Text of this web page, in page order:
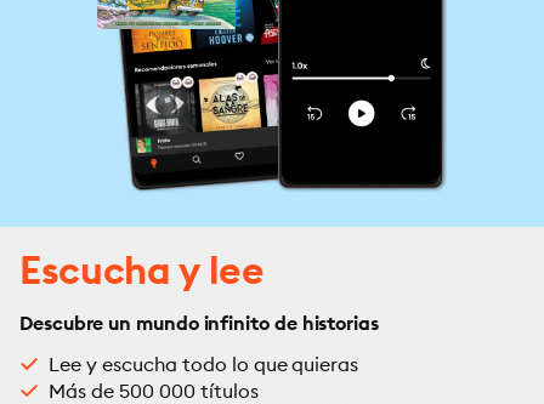
Escucha y lee
Descubre un mundo infinito de historias
Lee y escucha todo lo que quieras
Más de 500 000 títulos